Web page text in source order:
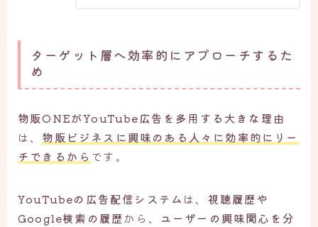
ターゲット層へ効率的にアプローチするた
め
物販ONEがYouTube広告を多用する大きな理由
は、 物販ビジネスに興味のある人々に効率的にリー
チできるから です。
YouTubeの広告配信システム は、 視聴履歴や
Google検索の履歴から、 ユーザーの興味関心を分